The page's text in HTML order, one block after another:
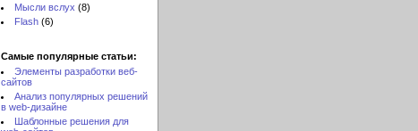
Мысли вслух (8)
Flash (6)
Самые популярные статьи:
Элементы разработки веб-
сайтов
Анализ популярных решений
в web-дизайне
Шаблонные решения для